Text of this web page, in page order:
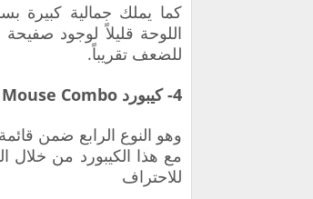
كما يملك جمالية كبيرة
اللوحة قليلاً لوجود
للضعف تقريباً.
4- كيبورد Combo
وهو النوع الرابع ضمن
مع هذا الكيبورد من خلال
للاحتراف